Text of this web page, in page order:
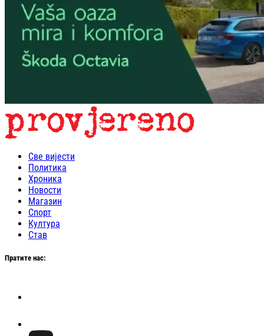
Све вијести
Политика
Хроника
Новости
Магазин
Спорт
Култура
Став
Пратите нас: